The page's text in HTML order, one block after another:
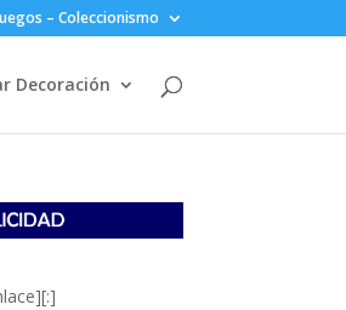
– Coleccionismo
Decoración